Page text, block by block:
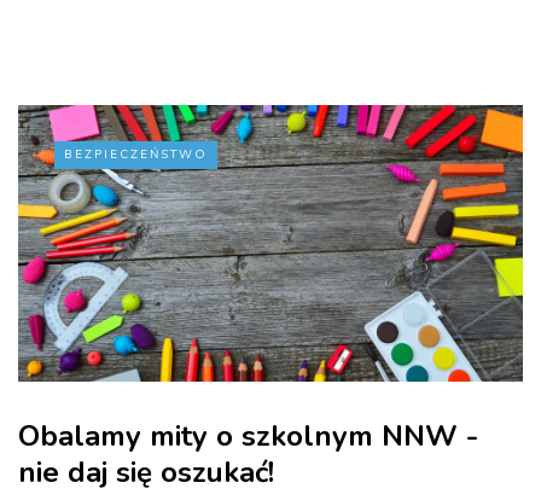
BEZPIECZEŃSTWO
Obalamy mity o szkolnym NNW -
nie daj się oszukać!